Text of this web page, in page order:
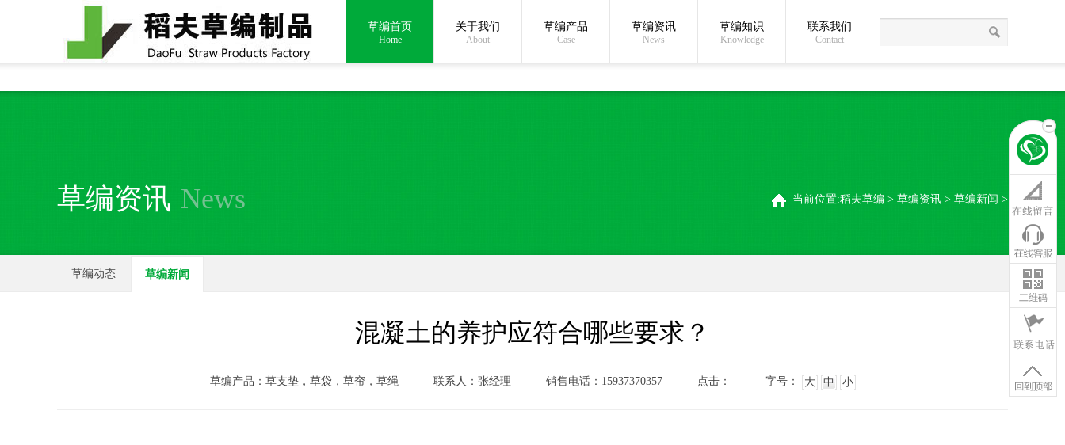
全国统一24小时销售电话：15937370357 在线沟通: 关于我们 草编常识 稻夫草编制品厂
草编首页
Home
关于我们
About
草编产品
Case
草编资讯
News
草编知识
Knowledge
联系我们
Contact
草编资讯 News 当前位置:稻夫草编 > 草编资讯 > 草编新闻 >
草编动态 草编新闻
混凝土的养护应符合哪些要求？
草编产品：草支垫，草袋，草帘，草绳 联系人：张经理 销售电话：15937370357 点击： 字号： 大 中 小